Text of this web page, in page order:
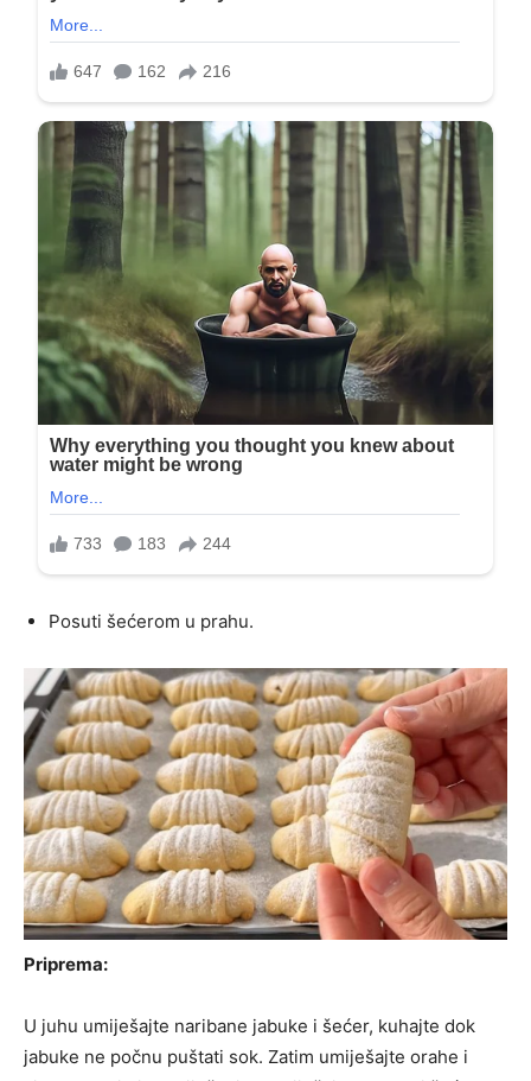
Posuti šećerom u prahu.
Priprema:
U juhu umiješajte naribane jabuke i šećer, kuhajte dok
jabuke ne počnu puštati sok. Zatim umiješajte orahe i